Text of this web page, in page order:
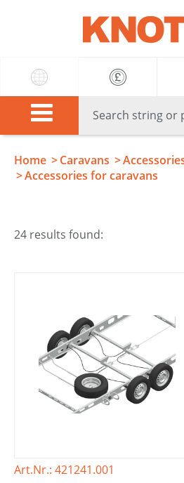
Home Caravans
Accessories for caravans
24 results found:
Art.Nr.: 421241.001